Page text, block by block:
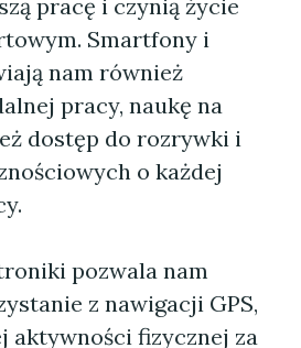
pracę i czynią życie
Smartfony i
nam również
pracy, naukę na
dostęp do rozrywki i
o każdej
pozwala nam
z nawigacji GPS,
aktywności fizycznej za